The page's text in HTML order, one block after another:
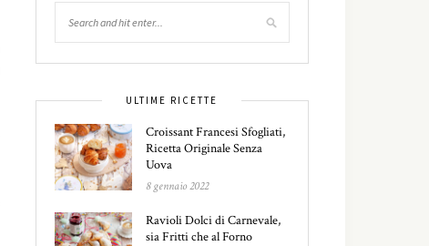
ULTIME RICETTE
Croissant Francesi Sfogliati,
Ricetta Originale Senza
Uova
8 gennaio 2022
Ravioli Dolci di Carnevale,
sia Fritti che al Forno